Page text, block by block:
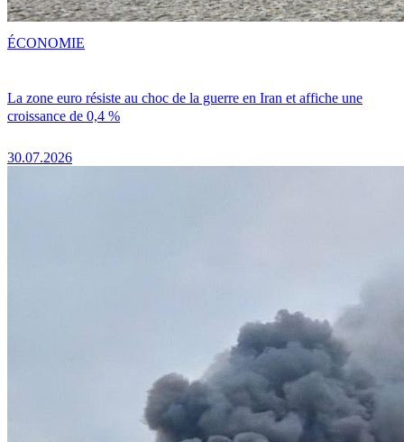
La zone euro résiste au choc de la guerre en Iran et affiche une
croissance de 0,4 %
30.07.2026
ÉCONOMIE